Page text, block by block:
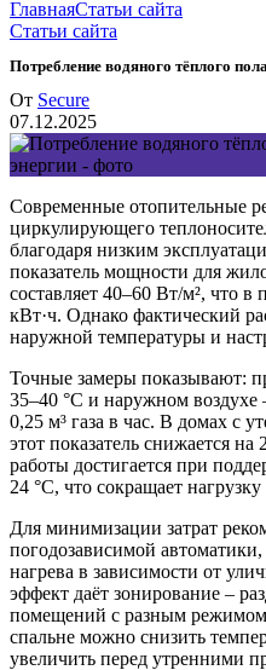
ГлавнаяСтатьи сайта
Статьи сайта
Потребление водяного тёплого
От Secure
07.12.2025
Современные отопительные
циркулирующего
благодаря низким
показатель мощности для
составляет 40–60 Вт/м², что в
кВт·ч. Однако фактический
наружной температуры и
Точные замеры показывают:
35–40 °C и наружном воздухе
0,25 м³ газа в час. В домах с
этот показатель снижается
работы достигается при
24 °C, что сокращает нагрузку
Для минимизации затрат
погодозависимой
нагрева в зависимости от
эффект даёт зонирование –
помещений с разным
спальне можно снизить
увеличить перед утренними